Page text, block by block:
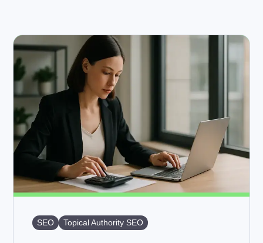
SEO Topical Authority SEO